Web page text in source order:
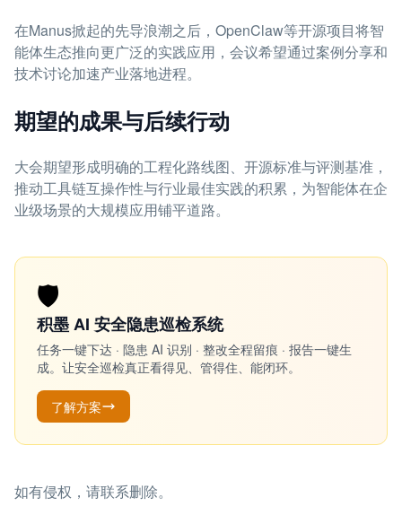
在Manus掀起的先导浪潮之后，OpenClaw等开源项目将智
能体生态推向更广泛的实践应用，会议希望通过案例分享和
技术讨论加速产业落地进程。
期望的成果与后续行动
大会期望形成明确的工程化路线图、开源标准与评测基准，
推动工具链互操作性与行业最佳实践的积累，为智能体在企
业级场景的大规模应用铺平道路。
🛡️
积墨 AI 安全隐患巡检系统
任务一键下达 · 隐患 AI 识别 · 整改全程留痕 · 报告一键生
成。让安全巡检真正看得见、管得住、能闭环。
了解方案
如有侵权，请联系删除。